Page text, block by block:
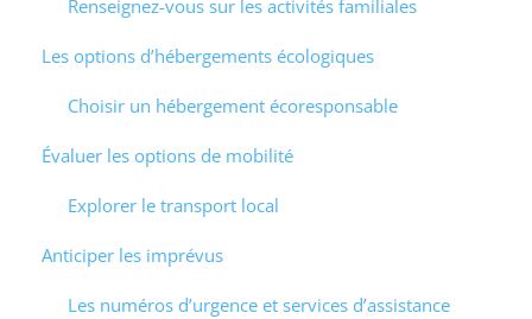
Renseignez-vous sur les activités familiales
Les options d’hébergements écologiques
Choisir un hébergement écoresponsable
Évaluer les options de mobilité
Explorer le transport local
Anticiper les imprévus
Les numéros d’urgence et services d’assistance